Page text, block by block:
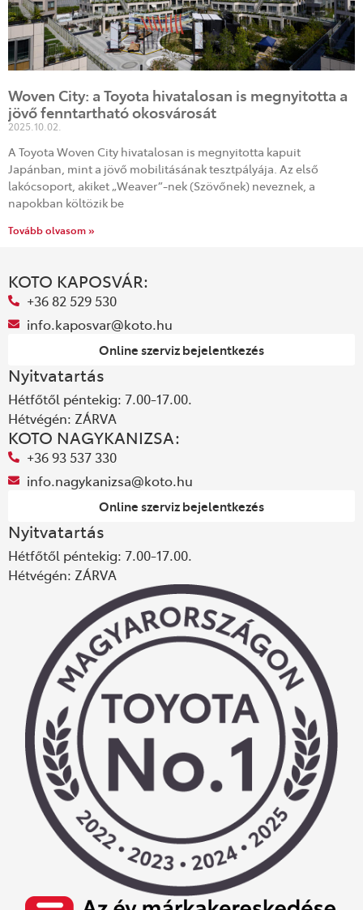
Woven City: a Toyota hivatalosan is megnyitotta a
jövő fenntartható okosvárosát
2025.10.02.
A Toyota Woven City hivatalosan is megnyitotta kapuit
Japánban, mint a jövő mobilitásának tesztpályája. Az első
lakócsoport, akiket „Weaver”-nek (Szövőnek) neveznek, a
napokban költözik be
Tovább olvasom »
KOTO KAPOSVÁR:
+36 82 529 530
info.kaposvar@koto.hu
Online szerviz bejelentkezés
Nyitvatartás
Hétfőtől péntekig: 7.00-17.00.
Hétvégén: ZÁRVA
KOTO NAGYKANIZSA:
+36 93 537 330
info.nagykanizsa@koto.hu
Online szerviz bejelentkezés
Nyitvatartás
Hétfőtől péntekig: 7.00-17.00.
Hétvégén: ZÁRVA